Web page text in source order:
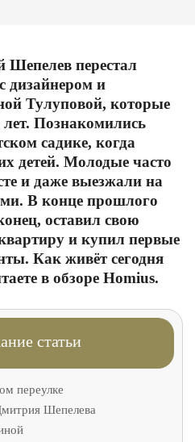
Шепелев перестал
дизайнером и
Тулуповой, которые
лет. Познакомились
садике, когда
детей. Молодые часто
и даже выезжали на
В конце прошлого
оставил свою
и купил первые
Как живёт сегодня
в обзоре Homius.
статьи
переулке
Шепелева